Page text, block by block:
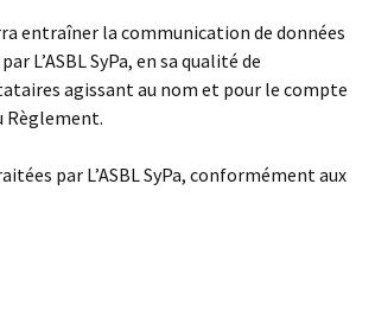
SRG Villa Bourgogne
entraîner la communication de données
L’ASBL SyPa, en sa qualité de
agissant au nom et pour le compte
Règlement.
par L’ASBL SyPa, conformément aux